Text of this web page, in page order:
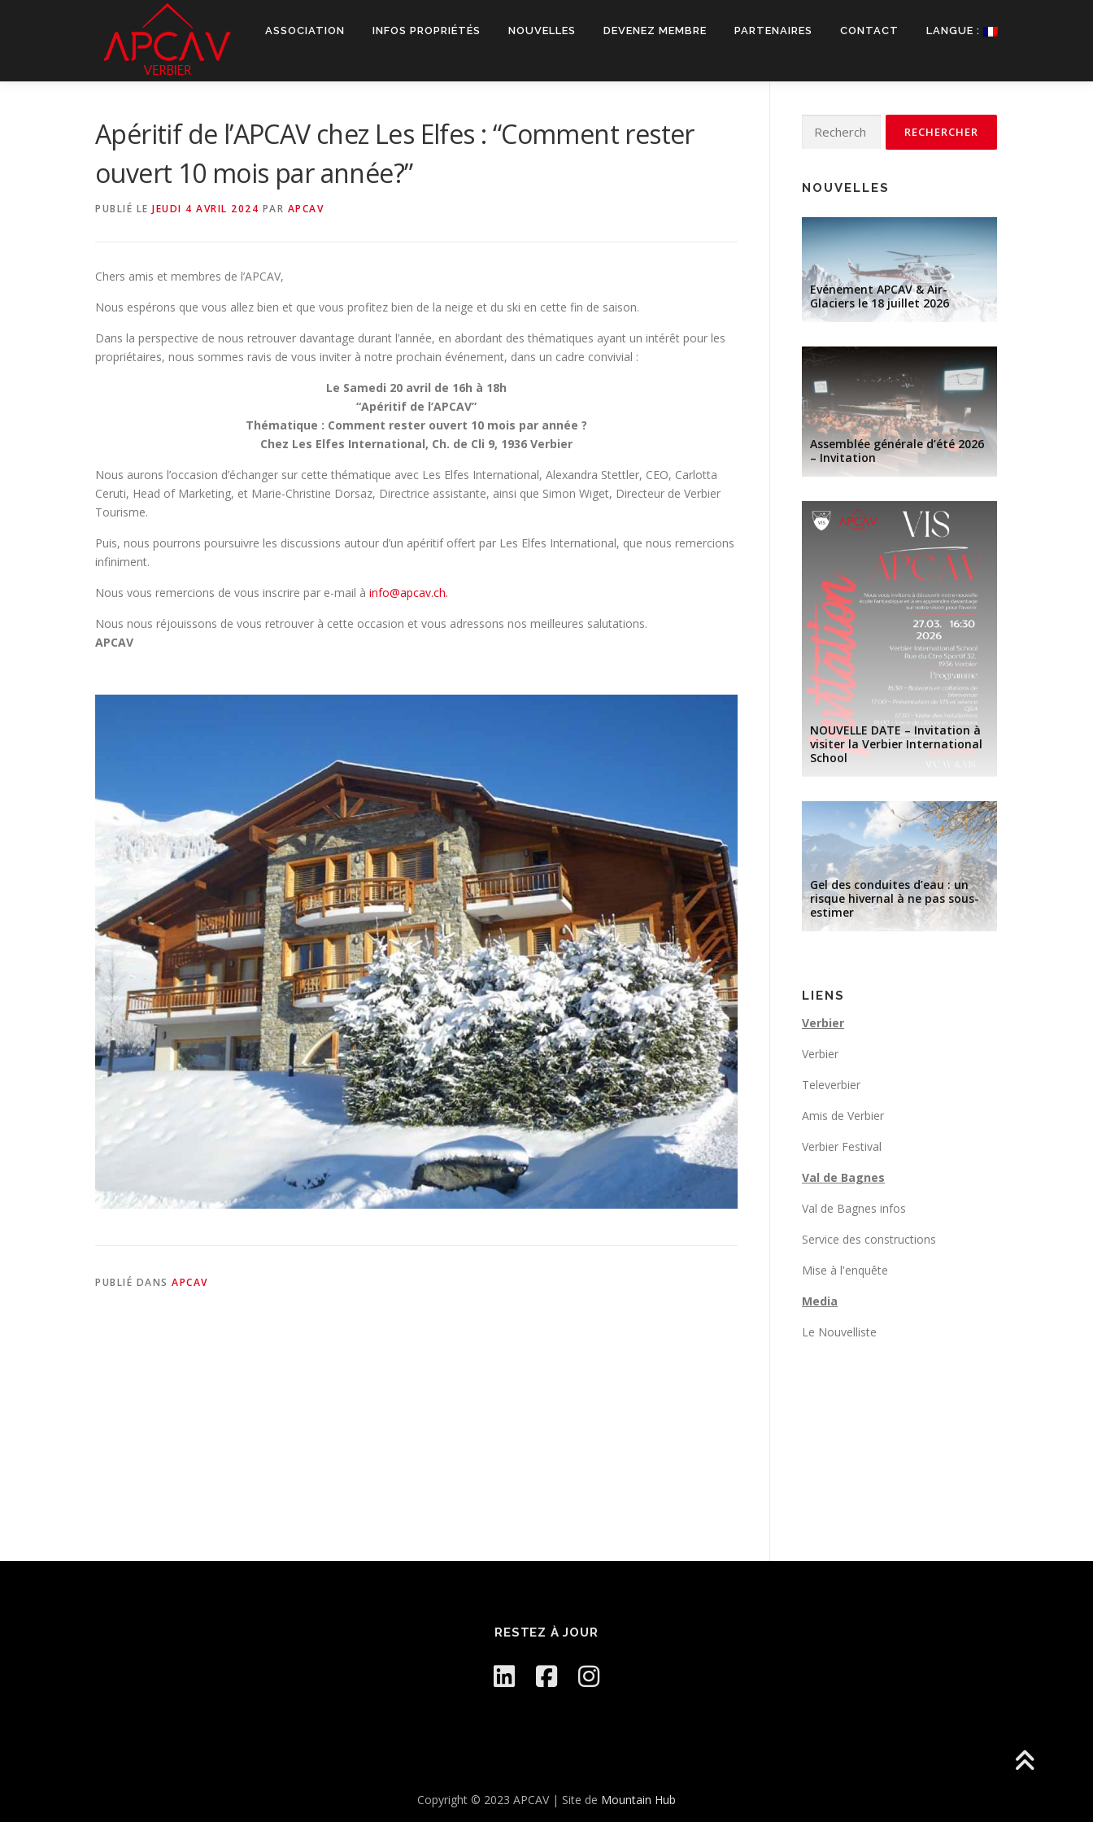
ASSOCIATION INFOS PROPRIÉTÉS NOUVELLES DEVENEZ MEMBRE PARTENAIRES CONTACT LANGUE :
Apéritif de l’APCAV chez Les Elfes : “Comment rester
ouvert 10 mois par année?”
PUBLIÉ LE JEUDI 4 AVRIL 2024 PAR APCAV
Chers amis et membres de l’APCAV,
Nous espérons que vous allez bien et que vous profitez bien de la neige et du ski en cette fin de saison.
Dans la perspective de nous retrouver davantage durant l’année, en abordant des thématiques ayant un intérêt pour les
propriétaires, nous sommes ravis de vous inviter à notre prochain événement, dans un cadre convivial :
Le Samedi 20 avril de 16h à 18h
“Apéritif de l’APCAV”
Thématique : Comment rester ouvert 10 mois par année ?
Chez Les Elfes International, Ch. de Cli 9, 1936 Verbier
Nous aurons l’occasion d’échanger sur cette thématique avec Les Elfes International, Alexandra Stettler, CEO, Carlotta
Ceruti, Head of Marketing, et Marie-Christine Dorsaz, Directrice assistante, ainsi que Simon Wiget, Directeur de Verbier
Tourisme.
Puis, nous pourrons poursuivre les discussions autour d’un apéritif offert par Les Elfes International, que nous remercions
infiniment.
Nous vous remercions de vous inscrire par e-mail à info@apcav.ch.
Nous nous réjouissons de vous retrouver à cette occasion et vous adressons nos meilleures salutations.
APCAV
PUBLIÉ DANS APCAV
NOUVELLES
Evénement APCAV & Air-
Glaciers le 18 juillet 2026
Assemblée générale d’été 2026
– Invitation
NOUVELLE DATE – Invitation à
visiter la Verbier International
School
Gel des conduites d’eau : un
risque hivernal à ne pas sous-
estimer
LIENS
Verbier
Verbier
Televerbier
Amis de Verbier
Verbier Festival
Val de Bagnes
Val de Bagnes infos
Service des constructions
Mise à l'enquête
Media
Le Nouvelliste
RESTEZ À JOUR
Copyright © 2023 APCAV | Site de Mountain Hub